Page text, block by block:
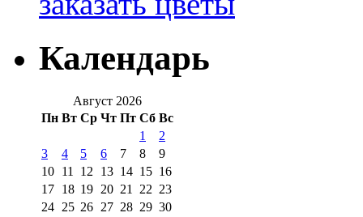
Календарь
Август 2026
Пн Вт Ср Чт Пт Сб Вс
1
2
3
4 5 6 7 8
9
10 11 12 13 14 15 16
17 18 19 20 21 22 23
24 25 26 27 28 29 30